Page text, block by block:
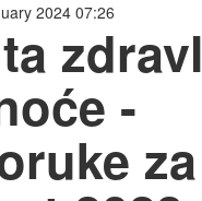
2024 07:26
-
za